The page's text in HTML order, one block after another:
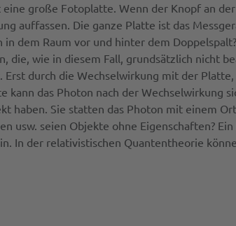
große Fotoplatte. Wenn der Knopf an
auffassen. Die ganze Platte ist das
in dem Raum vor und hinter dem
die, wie in diesem Fall, grundsätzlich
Erst durch die Wechselwirkung mit der
kann das Photon nach der
haben. Sie statten das Photon mit einem
usw. seien Objekte ohne Eigenschaften?
In der relativistischen Quantentheorie